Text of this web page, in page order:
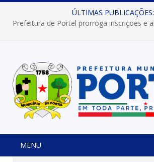
ÚLTIMAS PUBLICAÇÕES:
MENU